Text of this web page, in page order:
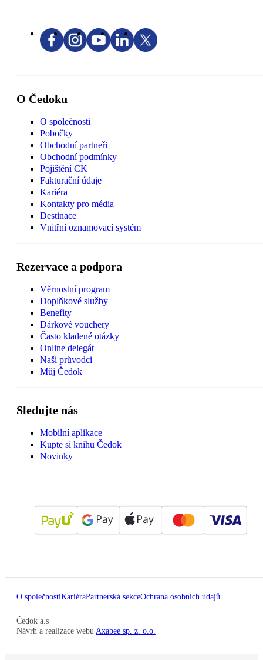
O Čedoku
O společnosti
Pobočky
Obchodní partneři
Obchodní podmínky
Pojištění CK
Fakturační údaje
Kariéra
Kontakty pro média
Destinace
Vnitřní oznamovací systém
Rezervace a podpora
Věrnostní program
Doplňkové služby
Benefity
Dárkové vouchery
Často kladené otázky
Online delegát
Naši průvodci
Můj Čedok
Sledujte nás
Mobilní aplikace
Kupte si knihu Čedok
Novinky
O společnostiKariéraPartnerská sekceOchrana osobních údajů
Čedok a.s
Návrh a realizace webu Axabee sp. z. o.o.